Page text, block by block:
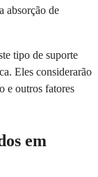
absorção de
tipo de suporte
Eles considerarão
e outros fatores
em